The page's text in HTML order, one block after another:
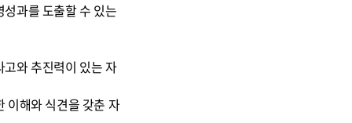
성과를 도출할 수 있는
고와 추진력이 있는 자
이해와 식견을 갖춘 자